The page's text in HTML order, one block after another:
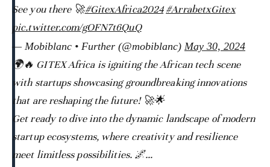
See you there 🚀#GitexAfrica2024 #ArrabetxGitex
pic.twitter.com/gOFN7t6QuQ
— Mobiblanc • Further (@mobiblanc) May 30, 2024
🌍🔥 GITEX Africa is igniting the African tech scene
with startups showcasing groundbreaking innovations
that are reshaping the future! 🚀🌟
Get ready to dive into the dynamic landscape of modern
startup ecosystems, where creativity and resilience
meet limitless possibilities. 🌌…